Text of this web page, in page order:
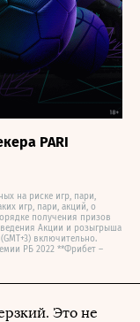
PARI
на риске игр, пари,
игр, пари, акций, о
получения призов
Акции и розыгрыша
включительно.
РБ 2022 **Фрибет –
Это не